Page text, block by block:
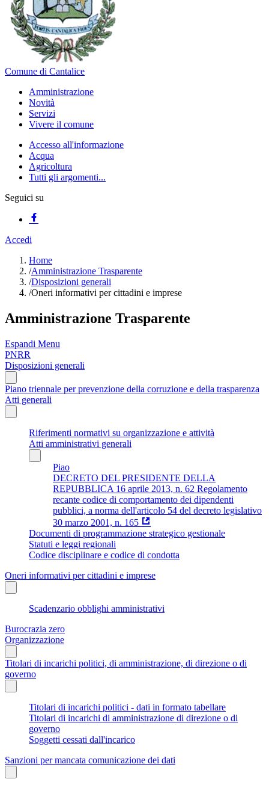
Comune di Cantalice
Amministrazione
Novità
Servizi
Vivere il comune
Accesso all'informazione
Acqua
Agricoltura
Tutti gli argomenti...
Seguici su
Accedi
Home
/Amministrazione Trasparente
/Disposizioni generali
/Oneri informativi per cittadini e imprese
Amministrazione Trasparente
Espandi Menu
PNRR
Disposizioni generali
Piano triennale per prevenzione della corruzione e della trasparenza
Atti generali
Riferimenti normativi su organizzazione e attività
Atti amministrativi generali
Piao
DECRETO DEL PRESIDENTE DELLA
REPUBBLICA 16 aprile 2013, n. 62 Regolamento
recante codice di comportamento dei dipendenti
pubblici, a norma dell'articolo 54 del decreto legislativo
30 marzo 2001, n. 165
Documenti di programmazione strategico gestionale
Statuti e leggi regionali
Codice disciplinare e codice di condotta
Oneri informativi per cittadini e imprese
Scadenzario obblighi amministrativi
Burocrazia zero
Organizzazione
Titolari di incarichi politici, di amministrazione, di direzione o di
governo
Titolari di incarichi politici - dati in formato tabellare
Titolari di incarichi di amministrazione di direzione o di
governo
Soggetti cessati dall'incarico
Sanzioni per mancata comunicazione dei dati